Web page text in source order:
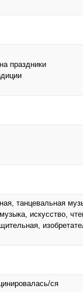
праздники
танцевальная
искусcтво,
ся